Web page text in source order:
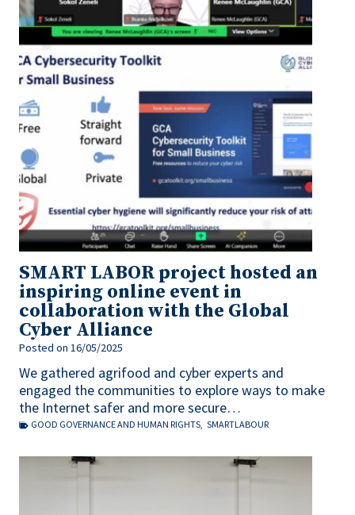
SMART LABOR project hosted an
inspiring online event in
collaboration with the Global
Cyber Alliance
Posted on 16/05/2025
We gathered agrifood and cyber experts and
engaged the communities to explore ways to make
the Internet safer and more secure…
GOOD GOVERNANCE AND HUMAN RIGHTS, SMARTLABOUR